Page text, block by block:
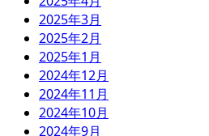
2025年3月
2025年2月
2025年1月
2024年12月
2024年11月
2024年10月
2024年9月